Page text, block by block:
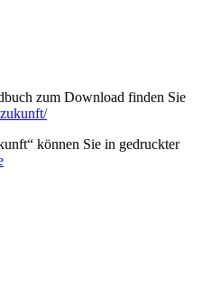
zum Download finden Sie
können Sie in gedruckter